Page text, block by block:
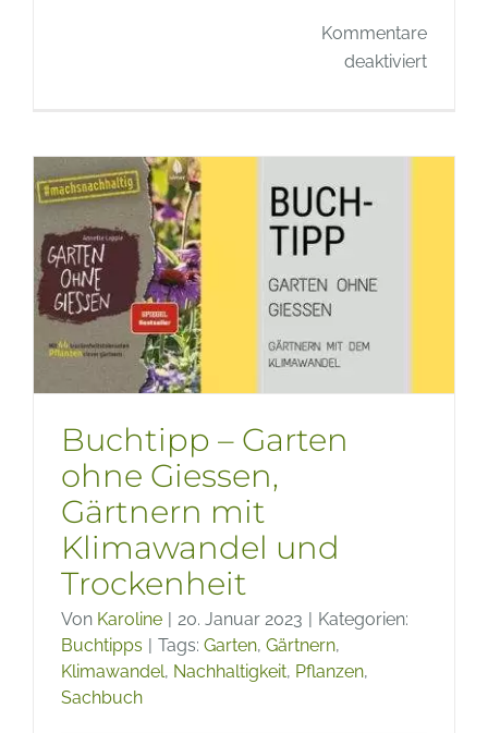
Kommentare
deaktiviertfür
Buchtipp – Garten
ohne Giessen,
Gärtnern mit
Klimawandel und
Trockenheit
Von Karoline | 20. Januar 2023 | Kategorien:
Buchtipps | Tags: Garten, Gärtnern,
Klimawandel, Nachhaltigkeit, Pflanzen,
Sachbuch